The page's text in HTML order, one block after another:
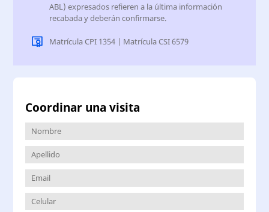
ABL) expresados refieren a la última información
recabada y deberán confirmarse.
Matrícula CPI 1354 | Matrícula CSI 6579
Coordinar una visita